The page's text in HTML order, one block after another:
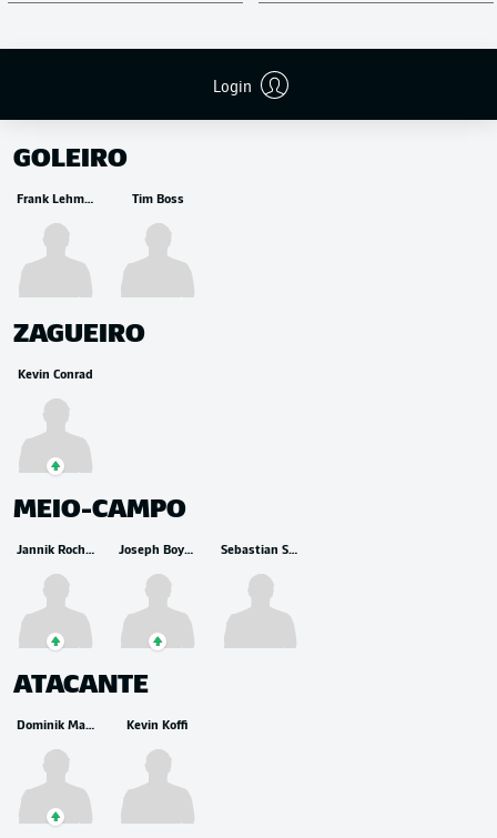
Login
GOLEIRO
Frank Lehmann Tim Boss
ZAGUEIRO
Kevin Conrad
MEIO-CAMPO
Jannik Rochelt Joseph Boyamba Sebastian Saftig
ATACANTE
Dominik Martinović Kevin Koffi